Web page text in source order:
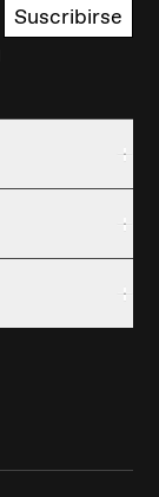
Suscribirse